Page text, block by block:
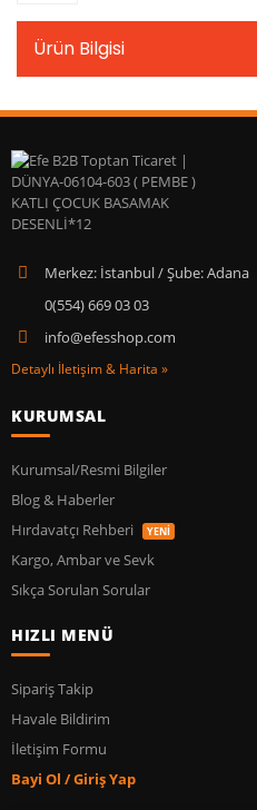
Ürün Bilgisi
Merkez: İstanbul / Şube: Adana
0(554) 669 03 03
info@efesshop.com
Detaylı İletişim & Harita »
KURUMSAL
Kurumsal/Resmi Bilgiler
Blog & Haberler
Hırdavatçı Rehberi
YENİ
Kargo, Ambar ve Sevk
Sıkça Sorulan Sorular
HIZLI MENÜ
Sipariş Takip
Havale Bildirim
İletişim Formu
Bayi Ol / Giriş Yap